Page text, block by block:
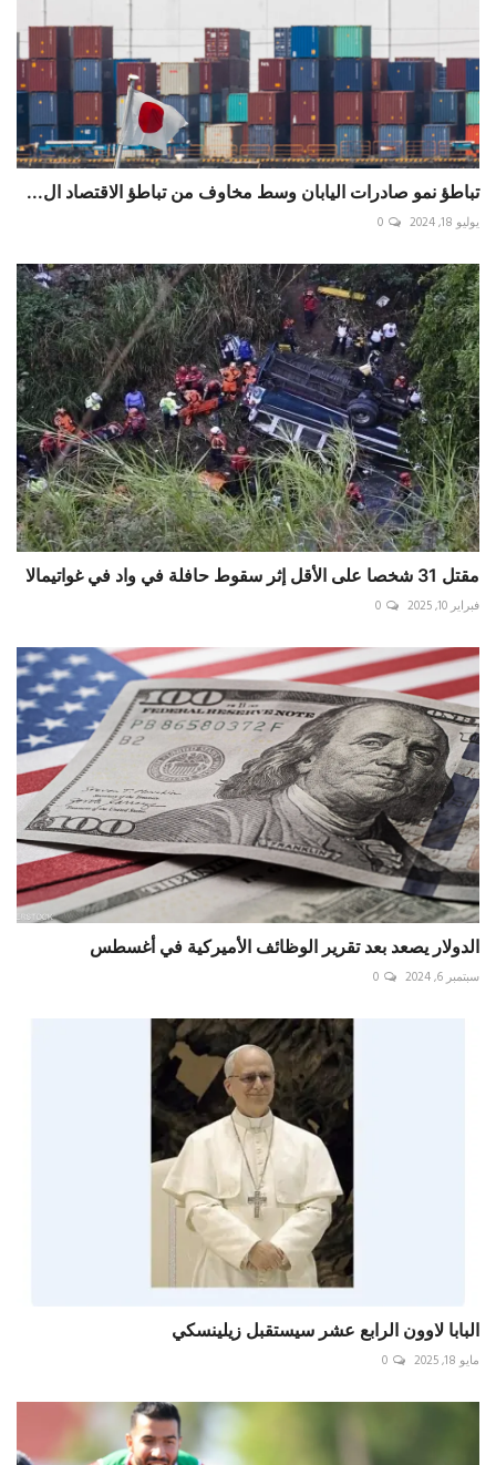
تباطؤ نمو صادرات اليابان وسط مخاوف من تباطؤ الاقتصاد ال...
يوليو 18, 2024 0
مقتل 31 شخصا على الأقل إثر سقوط حافلة في واد في غواتيمالا
فبراير 10, 2025 0
الدولار يصعد بعد تقرير الوظائف الأميركية في أغسطس
سبتمبر 6, 2024 0
البابا لاوون الرابع عشر سيستقبل زيلينسكي
مايو 18, 2025 0